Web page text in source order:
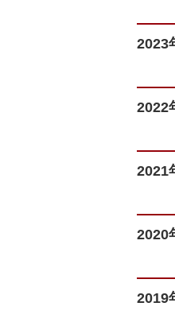
2023
2022
2021
2020
2019